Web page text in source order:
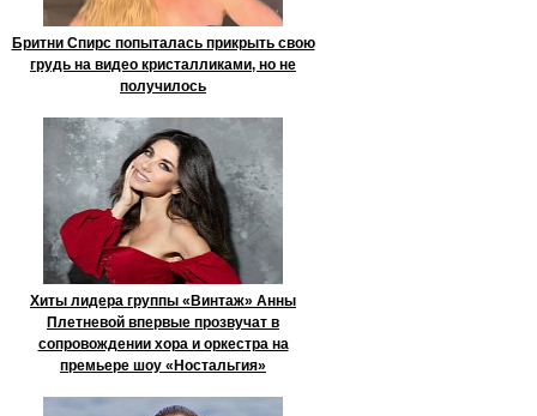
Бритни Спирс попыталась прикрыть свою
грудь на видео кристалликами, но не
получилось
Хиты лидера группы «Винтаж» Анны
Плетневой впервые прозвучат в
сопровождении хора и оркестра на
премьере шоу «Ностальгия»